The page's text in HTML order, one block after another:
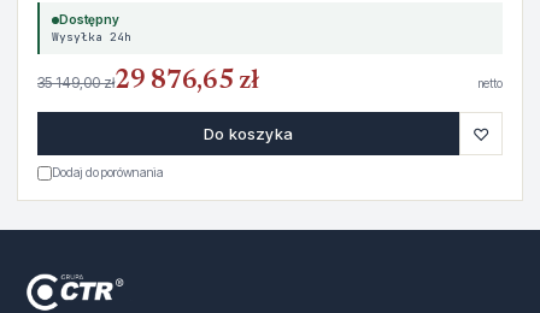
Dostępny
Wysyłka 24h
35 149,00 zł29 876,65 zł netto
Do koszyka ♡
Dodaj do porównania